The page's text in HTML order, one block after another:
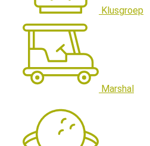
Klusgroep
Marshal